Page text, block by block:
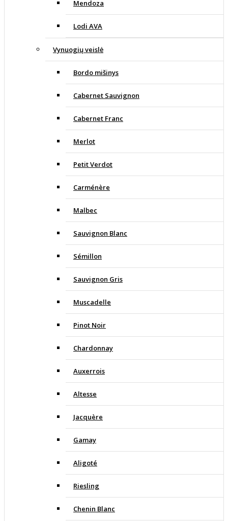
Mendoza
Lodi AVA
Vynuogių veislė
Bordo mišinys
Cabernet Sauvignon
Cabernet Franc
Merlot
Petit Verdot
Carménère
Malbec
Sauvignon Blanc
Sémillon
Sauvignon Gris
Muscadelle
Pinot Noir
Chardonnay
Auxerrois
Altesse
Jacquère
Gamay
Aligoté
Riesling
Chenin Blanc